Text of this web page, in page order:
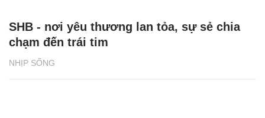
NHỊP SỐNG
SHB - nơi yêu thương lan tỏa, sự sẻ chia
chạm đến trái tim